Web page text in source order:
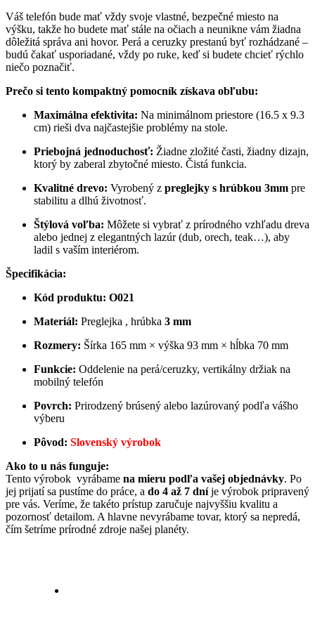
Váš telefón bude mať vždy svoje vlastné, bezpečné miesto na
výšku, takže ho budete mať stále na očiach a neunikne vám žiadna
dôležitá správa ani hovor. Perá a ceruzky prestanú byť rozhádzané –
budú čakať usporiadané, vždy po ruke, keď si budete chcieť rýchlo
niečo poznačiť.
Prečo si tento kompaktný pomocník získava obľubu:
Maximálna efektivita: Na minimálnom priestore (16.5 x 9.3
cm) rieši dva najčastejšie problémy na stole.
Priebojná jednoduchosť: Žiadne zložité časti, žiadny dizajn,
ktorý by zaberal zbytočné miesto. Čistá funkcia.
Kvalitné drevo: Vyrobený z preglejky s hrúbkou 3mm pre
stabilitu a dlhú životnosť.
Štýlová voľba: Môžete si vybrať z prírodného vzhľadu dreva
alebo jednej z elegantných lazúr (dub, orech, teak…), aby
ladil s vaším interiérom.
Špecifikácia:
Kód produktu: O021
Materiál: Preglejka , hrúbka 3 mm
Rozmery: Šírka 165 mm × výška 93 mm × hĺbka 70 mm
Funkcie: Oddelenie na perá/ceruzky, vertikálny držiak na
mobilný telefón
Povrch: Prirodzený brúsený alebo lazúrovaný podľa vášho
výberu
Pôvod: Slovenský výrobok
Ako to u nás funguje:
Tento výrobok vyrábame na mieru podľa vašej objednávky. Po
jej prijatí sa pustíme do práce, a do 4 až 7 dníje výrobok pripravený
pre vás. Veríme, že takéto prístup zaručuje najvyššiu kvalitu a
pozornosť detailom. A hlavne nevyrábame tovar, ktorý sa nepredá,
čím šetríme prírodné zdroje našej planéty.